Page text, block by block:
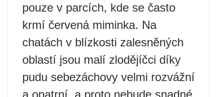
pouze v parcích, kde se často
krmí červená miminka. Na
chatách v blízkosti zalesněných
oblastí jsou malí zlodějíčci díky
pudu sebezáchovy velmi rozvážní
a opatrní, a proto nebude snadné